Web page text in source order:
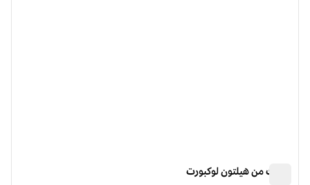
سبارك من هيلتون لوكبورت